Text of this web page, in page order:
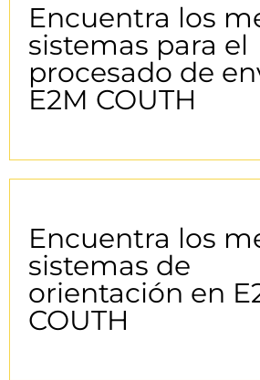
Encuentra los
sistemas para el
procesado de
E2M COUTH
Encuentra los
sistemas de
orientación en
COUTH